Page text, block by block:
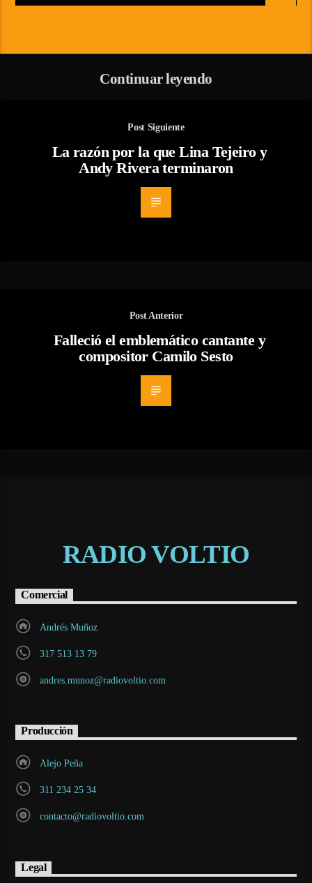
Continuar leyendo
Post Siguiente
La razón por la que Lina Tejeiro y
Andy Rivera terminaron
Post Anterior
Falleció el emblemático cantante y
compositor Camilo Sesto
RADIO VOLTIO
Comercial
Andrés Muñoz
317 513 13 79
andres.munoz@radiovoltio.com
Producción
Alejo Peña
311 234 25 34
contacto@radiovoltio.com
Legal